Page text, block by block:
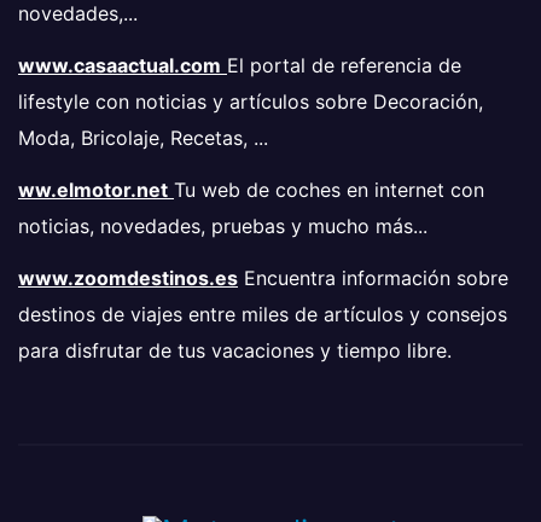
novedades,...
www.casaactual.com El portal de referencia de
lifestyle con noticias y artículos sobre Decoración,
Moda, Bricolaje, Recetas, ...
ww.elmotor.net Tu web de coches en internet con
noticias, novedades, pruebas y mucho más...
www.zoomdestinos.es Encuentra información sobre
destinos de viajes entre miles de artículos y consejos
para disfrutar de tus vacaciones y tiempo libre.